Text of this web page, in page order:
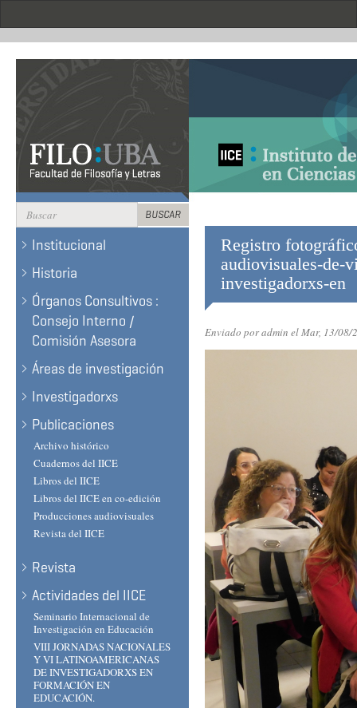
Formulario
de
BUSCAR
BUSCAR
Institucional
Historia
Órganos Consultivos :
Consejo Interno /
Comisión Asesora
Áreas de investigación
Investigadorxs
Publicaciones
Archivo histórico
Cuadernos del IICE
Libros del IICE
Libros del IICE en co-edición
Producciones audiovisuales
Revista del IICE
Revista
Actividades del IICE
Seminario Internacional de
Investigación en Educación
VIII JORNADAS NACIONALES
Y VI LATINOAMERICANAS
DE INVESTIGADORXS EN
FORMACIÓN EN
EDUCACIÓN.
Registro
audiovisuales-de-
investigadorxs-en
Enviado poradmin el Mar, 13/08/